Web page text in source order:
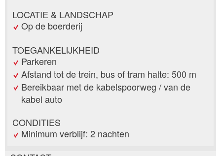
LOCATIE & LANDSCHAP
Op de boerderij
TOEGANKELIJKHEID
Parkeren
Afstand tot de trein, bus of tram halte: 500 m
Bereikbaar met de kabelspoorweg / van de
kabel auto
CONDITIES
Minimum verblijf: 2 nachten